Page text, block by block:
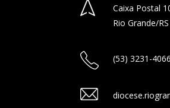
Caixa Postal
Rio Grande/RS
(53) 3231-4066